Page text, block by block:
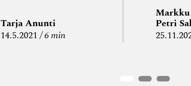
Tarja Anunti
14.5.2021
6 min
Markku
Petri